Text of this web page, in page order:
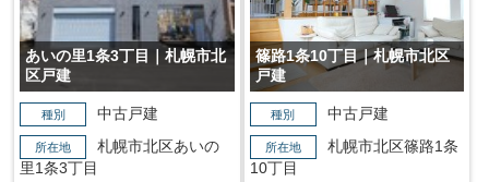
あいの里1条3丁目｜札幌市北
区戸建
種別 中古戸建
所在地
札幌市北区あいの
里1条3丁目
篠路1条10丁目｜札幌市北区
戸建
種別 中古戸建
所在地
札幌市北区篠路1条
10丁目